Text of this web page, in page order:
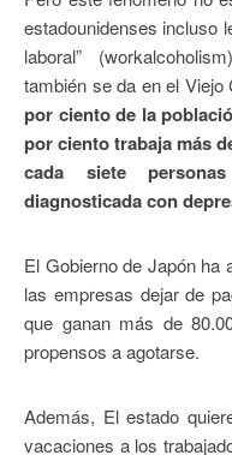
estadounidenses incluso
laboral”
también se da en el Viejo
por ciento de la
por ciento trabaja más
cada siete
diagnosticada con
El Gobierno de Japón ha
las empresas dejar de
que ganan más de
propensos a agotarse.
Además, El estado
vacaciones a los